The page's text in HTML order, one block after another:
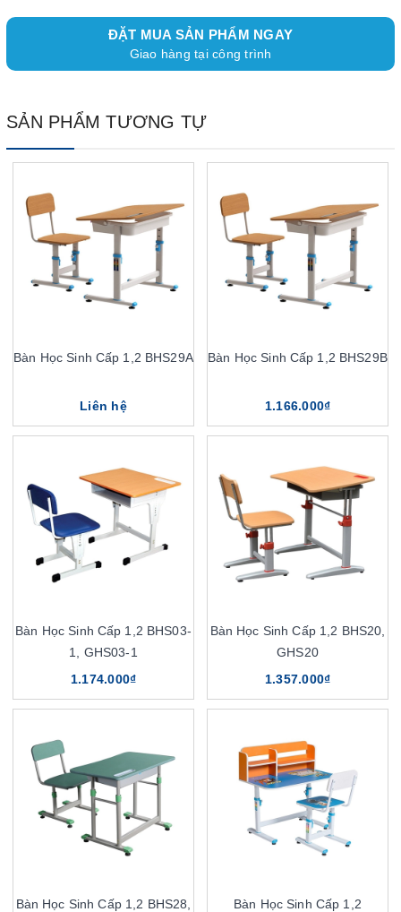
ĐẶT MUA SẢN PHẨM NGAY
Giao hàng tại công trình
SẢN PHẨM TƯƠNG TỰ
Bàn Học Sinh Cấp 1,2 BHS29A
Liên hệ
Bàn Học Sinh Cấp 1,2 BHS29B
1.166.000₫
Bàn Học Sinh Cấp 1,2 BHS03-
1, GHS03-1
1.174.000₫
Bàn Học Sinh Cấp 1,2 BHS20,
GHS20
1.357.000₫
Bàn Học Sinh Cấp 1,2 BHS28,
Bàn Học Sinh Cấp 1,2